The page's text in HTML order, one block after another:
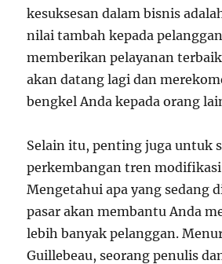
kesuksesan dalam bisnis
nilai tambah kepada
memberikan pelayanan
akan datang lagi dan
bengkel Anda kepada orang
Selain itu, penting juga untuk
perkembangan tren
Mengetahui apa yang sedang
pasar akan membantu Anda
lebih banyak pelanggan.
Guillebeau, seorang penulis